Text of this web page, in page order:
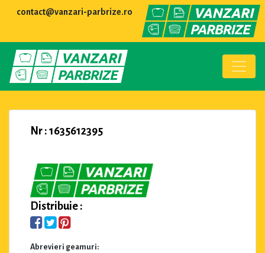
contact@vanzari-parbrize.ro
Nr : 1635612395
Distribuie :
Abrevieri geamuri: